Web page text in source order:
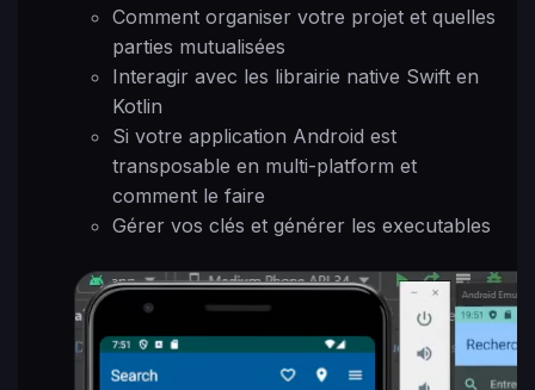
Comment organiser votre projet et quelles
parties mutualisées
Interagir avec les librairie native Swift en
Kotlin
Si votre application Android est
transposable en multi-platform et
comment le faire
Gérer vos clés et générer les executables